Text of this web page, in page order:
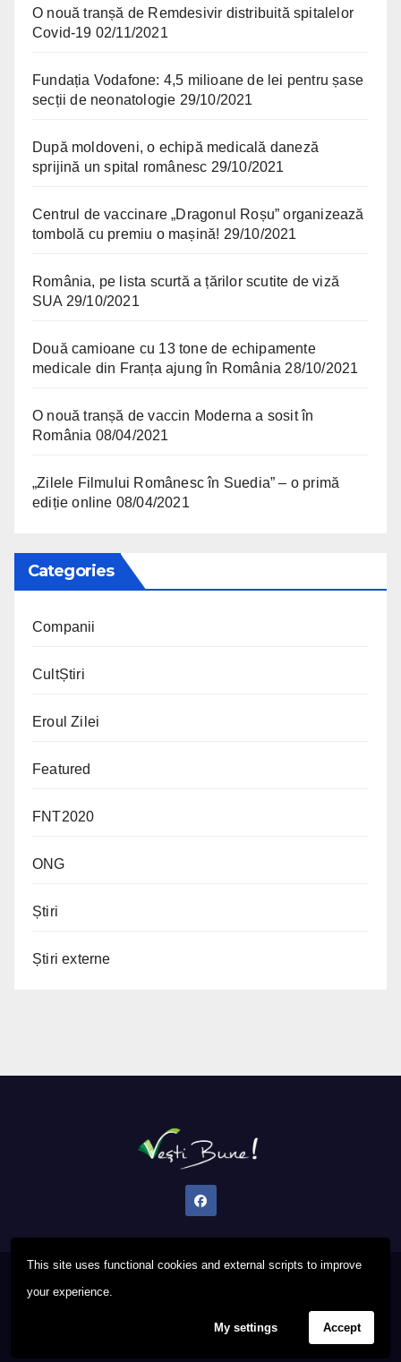
This site uses functional cookies and external scripts to improve
your experience.
My settings Accept
O nouă tranșă de Remdesivir distribuită spitalelor
Covid-19 02/11/2021
Fundația Vodafone: 4,5 milioane de lei pentru șase
secții de neonatologie 29/10/2021
După moldoveni, o echipă medicală daneză
sprijină un spital românesc 29/10/2021
Centrul de vaccinare „Dragonul Roșu” organizează
tombolă cu premiu o mașină! 29/10/2021
România, pe lista scurtă a țărilor scutite de viză
SUA 29/10/2021
Două camioane cu 13 tone de echipamente
medicale din Franța ajung în România 28/10/2021
O nouă tranșă de vaccin Moderna a sosit în
România 08/04/2021
„Zilele Filmului Românesc în Suedia” – o primă
ediție online 08/04/2021
Categories
Companii
CultȘtiri
Eroul Zilei
Featured
FNT2020
ONG
Știri
Știri externe
Proudly powered by WordPress
Privacy PolicyFAQ